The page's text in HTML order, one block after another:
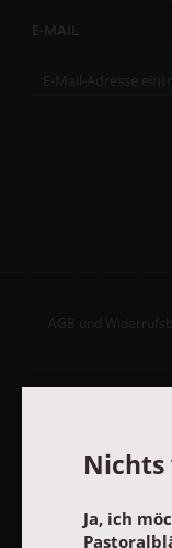
E-MAIL
AGB und
Nichts
Ja, ich